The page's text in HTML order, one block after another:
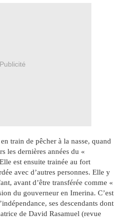
Publicité
train de pêcher à la nasse, quand
les dernières années du «
est ensuite trainée au fort
avec d’autres personnes. Elle y
avant d’être transférée comme «
du gouverneur en Imerina. C’est
ses descendants dont
de David Rasamuel (revue